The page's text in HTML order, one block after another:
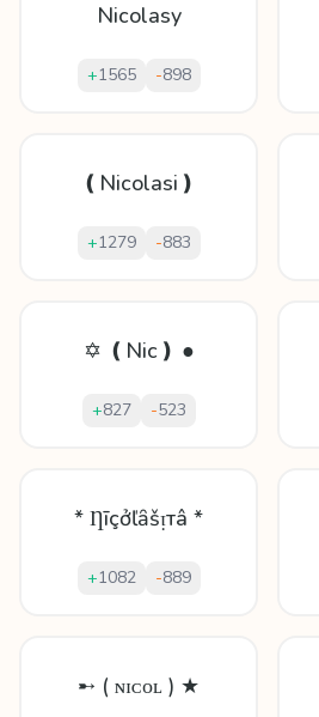
Nicolasy
+1565 -898
❪Nicolasi❫
+1279 -883
✡ ❪Nic❫ ●
+827 -523
* Ƞīçởľȃšᴉтâ *
+1082 -889
➸ ( ɴɪᴄᴏʟ ) ★